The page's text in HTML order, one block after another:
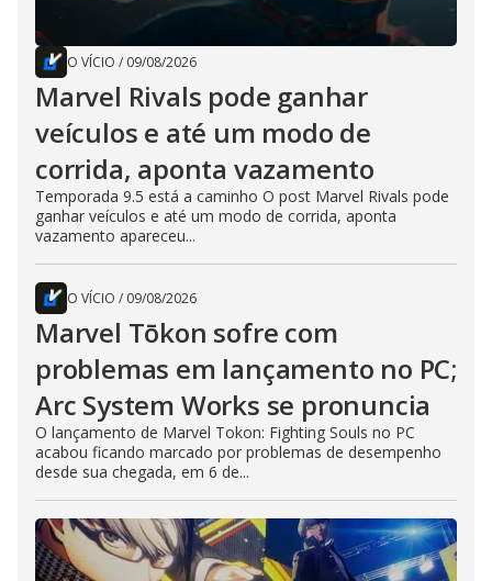
O VÍCIO / 09/08/2026
Marvel Rivals pode ganhar
veículos e até um modo de
corrida, aponta vazamento
Temporada 9.5 está a caminho O post Marvel Rivals pode
ganhar veículos e até um modo de corrida, aponta
vazamento apareceu...
O VÍCIO / 09/08/2026
Marvel Tōkon sofre com
problemas em lançamento no PC;
Arc System Works se pronuncia
O lançamento de Marvel Tokon: Fighting Souls no PC
acabou ficando marcado por problemas de desempenho
desde sua chegada, em 6 de...